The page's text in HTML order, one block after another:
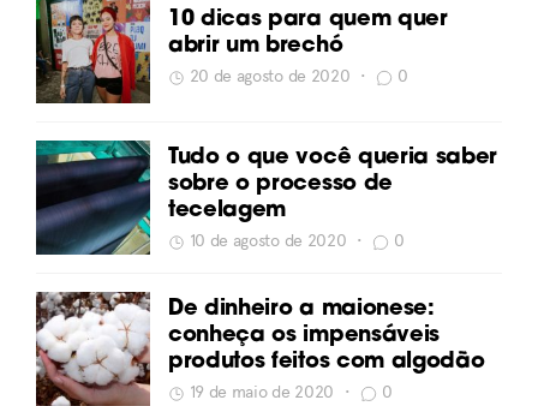
10 dicas para quem quer
abrir um brechó
20 de agosto de 2020 • 0
Tudo o que você queria saber
sobre o processo de
tecelagem
10 de agosto de 2020 • 0
De dinheiro a maionese:
conheça os impensáveis
produtos feitos com algodão
19 de maio de 2020 • 0